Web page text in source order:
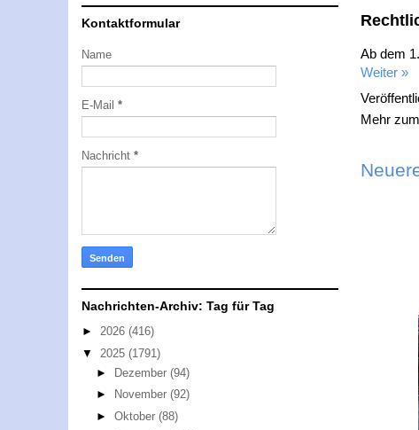
Ab dem
Weiter »
Mehr
Kontaktformular
Name
E-Mail *
Nachricht *
Nachrichten-Archiv: Tag für Tag
► 2026 (416)
▼ 2025 (1791)
► Dezember (94)
►
November (92)
► Oktober (88)